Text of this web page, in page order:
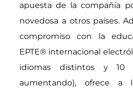
apuesta de la compañía
novedosa a otros países.
compromiso con la
EPTE® internacional
idiomas distintos y 10
aumentando), ofrece a